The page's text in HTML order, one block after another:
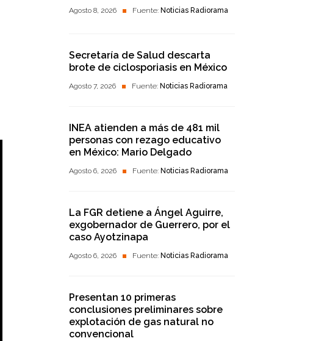
Agosto 8, 2026 Fuente: Noticias Radiorama
Secretaría de Salud descarta
brote de ciclosporiasis en México
Agosto 7, 2026 Fuente: Noticias Radiorama
INEA atienden a más de 481 mil
personas con rezago educativo
en México: Mario Delgado
Agosto 6, 2026 Fuente: Noticias Radiorama
La FGR detiene a Ángel Aguirre,
exgobernador de Guerrero, por el
caso Ayotzinapa
Agosto 6, 2026 Fuente: Noticias Radiorama
Presentan 10 primeras
conclusiones preliminares sobre
explotación de gas natural no
convencional